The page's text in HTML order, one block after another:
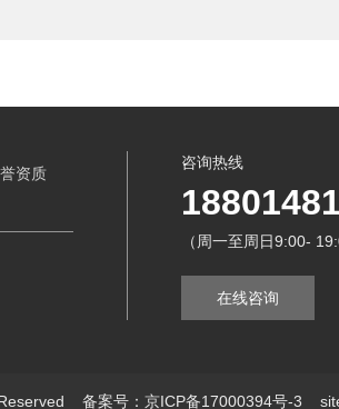
资质
咨询热线
（周一至周日9:00-
在线咨询
Reserved 备案号：京ICP备17000394号-3